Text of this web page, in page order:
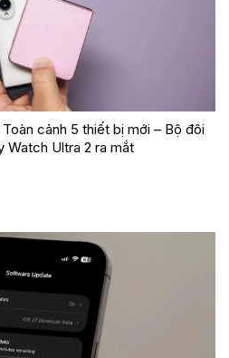
cảnh 5 thiết bị mới – Bộ đôi
Watch Ultra 2 ra mắt